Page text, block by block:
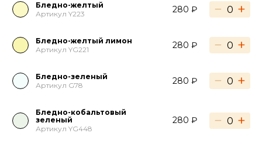
Бледно-желтый
Артикул Y223
280 ₽ − +
Бледно-желтый лимон
Артикул YG221
280 ₽ − +
Бледно-зеленый
Артикул G78
280 ₽ − +
Бледно-кобальтовый
зеленый
Артикул YG448
280 ₽ − +